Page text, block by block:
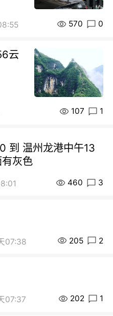
570 0
云
107 1
到 温州龙港中午13
灰色
460 3
07:38 205 2
07:37 202 1